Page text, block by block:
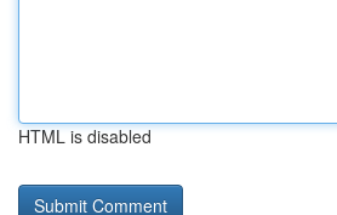
HTML is disabled